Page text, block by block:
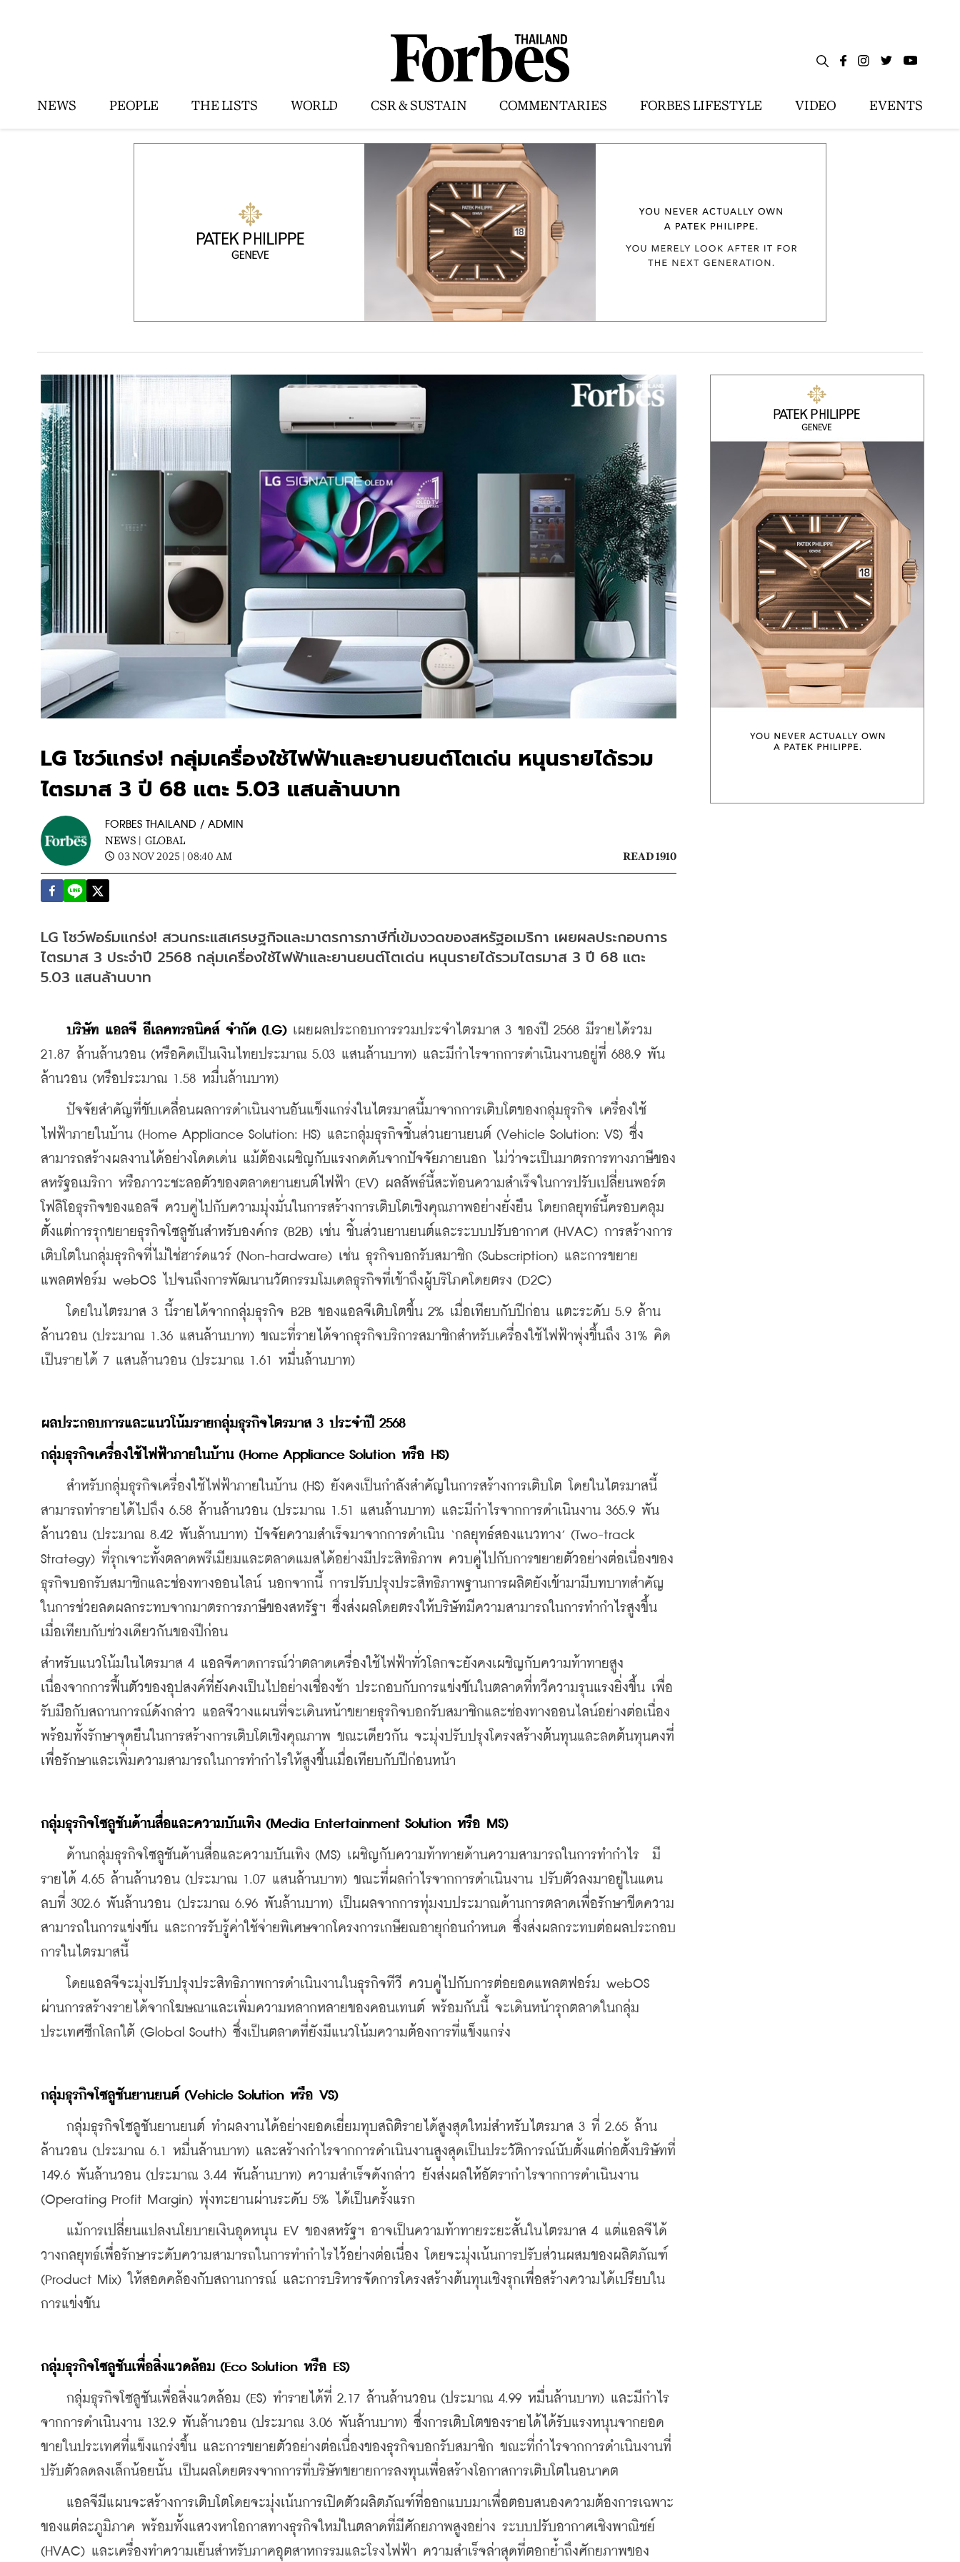
NEWS PEOPLE THE LISTS WORLD CSR & SUSTAIN COMMENTARIES FORBES LIFESTYLE VIDEO EVENTS
LG โชว์แกร่ง! กลุ่มเครื่องใช้ไฟฟ้าและยานยนต์โตเด่น หนุนรายได้รวม
ไตรมาส 3 ปี 68 แตะ 5.03 แสนล้านบาท
FORBES THAILAND / ADMIN
NEWS | GLOBAL
03 NOV 2025 | 08:40 AM
READ 1910
​LG โชว์ฟอร์มแกร่ง! สวนกระแสเศรษฐกิจและมาตรการภาษีที่เข้มงวดของสหรัฐอเมริกา เผยผลประกอบการ
ไตรมาส 3 ประจำปี 2568 กลุ่มเครื่องใช้ไฟฟ้าและยานยนต์โตเด่น หนุนรายได้รวมไตรมาส 3 ปี 68 แตะ
5.03 แสนล้านบาท
บริษัท แอลจี อีเลคทรอนิคส์ จำกัด (LG) เผยผลประกอบการรวมประจำไตรมาส 3 ของปี 2568 มีรายได้รวม
21.87 ล้านล้านวอน (หรือคิดเป็นเงินไทยประมาณ 5.03 แสนล้านบาท) และมีกำไรจากการดำเนินงานอยู่ที่ 688.9 พัน
ล้านวอน (หรือประมาณ 1.58 หมื่นล้านบาท)
ปัจจัยสำคัญที่ขับเคลื่อนผลการดำเนินงานอันแข็งแกร่งในไตรมาสนี้มาจากการเติบโตของกลุ่มธุรกิจ เครื่องใช้
ไฟฟ้าภายในบ้าน (Home Appliance Solution: HS) และกลุ่มธุรกิจชิ้นส่วนยานยนต์ (Vehicle Solution: VS) ซึ่ง
สามารถสร้างผลงานได้อย่างโดดเด่น แม้ต้องเผชิญกับแรงกดดันจากปัจจัยภายนอก ไม่ว่าจะเป็นมาตรการทางภาษีของ
สหรัฐอเมริกา หรือภาวะชะลอตัวของตลาดยานยนต์ไฟฟ้า (EV) ผลลัพธ์นี้สะท้อนความสำเร็จในการปรับเปลี่ยนพอร์ต
โฟลิโอธุรกิจของแอลจี ควบคู่ไปกับความมุ่งมั่นในการสร้างการเติบโตเชิงคุณภาพอย่างยั่งยืน โดยกลยุทธ์นี้ครอบคลุม
ตั้งแต่การรุกขยายธุรกิจโซลูชันสำหรับองค์กร (B2B) เช่น ชิ้นส่วนยานยนต์และระบบปรับอากาศ (HVAC) การสร้างการ
เติบโตในกลุ่มธุรกิจที่ไม่ใช่ฮาร์ดแวร์ (Non-hardware) เช่น ธุรกิจบอกรับสมาชิก (Subscription) และการขยาย
แพลตฟอร์ม webOS ไปจนถึงการพัฒนานวัตกรรมโมเดลธุรกิจที่เข้าถึงผู้บริโภคโดยตรง (D2C)
โดยในไตรมาส 3 นี้รายได้จากกลุ่มธุรกิจ B2B ของแอลจีเติบโตขึ้น 2% เมื่อเทียบกับปีก่อน แตะระดับ 5.9 ล้าน
ล้านวอน (ประมาณ 1.36 แสนล้านบาท) ขณะที่รายได้จากธุรกิจบริการสมาชิกสำหรับเครื่องใช้ไฟฟ้าพุ่งขึ้นถึง 31% คิด
เป็นรายได้ 7 แสนล้านวอน (ประมาณ 1.61 หมื่นล้านบาท)
ผลประกอบการและแนวโน้มรายกลุ่มธุรกิจไตรมาส 3 ประจำปี 2568
กลุ่มธุรกิจเครื่องใช้ไฟฟ้าภายในบ้าน (Home Appliance Solution หรือ HS)
สำหรับกลุ่มธุรกิจเครื่องใช้ไฟฟ้าภายในบ้าน (HS) ยังคงเป็นกำลังสำคัญในการสร้างการเติบโต โดยในไตรมาสนี้
สามารถทำรายได้ไปถึง 6.58 ล้านล้านวอน (ประมาณ 1.51 แสนล้านบาท) และมีกำไรจากการดำเนินงาน 365.9 พัน
ล้านวอน (ประมาณ 8.42 พันล้านบาท) ปัจจัยความสำเร็จมาจากการดำเนิน ‘กลยุทธ์สองแนวทาง’ (Two-track
Strategy) ที่รุกเจาะทั้งตลาดพรีเมียมและตลาดแมสได้อย่างมีประสิทธิภาพ ควบคู่ไปกับการขยายตัวอย่างต่อเนื่องของ
ธุรกิจบอกรับสมาชิกและช่องทางออนไลน์ นอกจากนี้ การปรับปรุงประสิทธิภาพฐานการผลิตยังเข้ามามีบทบาทสำคัญ
ในการช่วยลดผลกระทบจากมาตรการภาษีของสหรัฐฯ ซึ่งส่งผลโดยตรงให้บริษัทมีความสามารถในการทำกำไรสูงขึ้น
เมื่อเทียบกับช่วงเดียวกันของปีก่อน
สำหรับแนวโน้มในไตรมาส 4 แอลจีคาดการณ์ว่าตลาดเครื่องใช้ไฟฟ้าทั่วโลกจะยังคงเผชิญกับความท้าทายสูง
เนื่องจากการฟื้นตัวของอุปสงค์ที่ยังคงเป็นไปอย่างเชื่องช้า ประกอบกับการแข่งขันในตลาดที่ทวีความรุนแรงยิ่งขึ้น เพื่อ
รับมือกับสถานการณ์ดังกล่าว แอลจีวางแผนที่จะเดินหน้าขยายธุรกิจบอกรับสมาชิกและช่องทางออนไลน์อย่างต่อเนื่อง
พร้อมทั้งรักษาจุดยืนในการสร้างการเติบโตเชิงคุณภาพ ขณะเดียวกัน จะมุ่งปรับปรุงโครงสร้างต้นทุนและลดต้นทุนคงที่
เพื่อรักษาและเพิ่มความสามารถในการทำกำไรให้สูงขึ้นเมื่อเทียบกับปีก่อนหน้า
กลุ่มธุรกิจโซลูชันด้านสื่อและความบันเทิง (Media Entertainment Solution หรือ MS)
ด้านกลุ่มธุรกิจโซลูชันด้านสื่อและความบันเทิง (MS) เผชิญกับความท้าทายด้านความสามารถในการทำกำไร  มี
รายได้ 4.65 ล้านล้านวอน (ประมาณ 1.07 แสนล้านบาท) ขณะที่ผลกำไรจากการดำเนินงาน ปรับตัวลงมาอยู่ในแดน
ลบที่ 302.6 พันล้านวอน (ประมาณ 6.96 พันล้านบาท) เป็นผลจากการทุ่มงบประมาณด้านการตลาดเพื่อรักษาขีดความ
สามารถในการแข่งขัน และการรับรู้ค่าใช้จ่ายพิเศษจากโครงการเกษียณอายุก่อนกำหนด ซึ่งส่งผลกระทบต่อผลประกอบ
การในไตรมาสนี้
โดยแอลจีจะมุ่งปรับปรุงประสิทธิภาพการดำเนินงานในธุรกิจทีวี ควบคู่ไปกับการต่อยอดแพลตฟอร์ม webOS
ผ่านการสร้างรายได้จากโฆษณาและเพิ่มความหลากหลายของคอนเทนต์ พร้อมกันนี้ จะเดินหน้ารุกตลาดในกลุ่ม
ประเทศซีกโลกใต้ (Global South) ซึ่งเป็นตลาดที่ยังมีแนวโน้มความต้องการที่แข็งแกร่ง
กลุ่มธุรกิจโซลูชันยานยนต์ (Vehicle Solution หรือ VS)
กลุ่มธุรกิจโซลูชันยานยนต์ ทำผลงานได้อย่างยอดเยี่ยมทุบสถิติรายได้สูงสุดใหม่สำหรับไตรมาส 3 ที่ 2.65 ล้าน
ล้านวอน (ประมาณ 6.1 หมื่นล้านบาท) และสร้างกำไรจากการดำเนินงานสูงสุดเป็นประวัติการณ์นับตั้งแต่ก่อตั้งบริษัทที่
149.6 พันล้านวอน (ประมาณ 3.44 พันล้านบาท) ความสำเร็จดังกล่าว ยังส่งผลให้อัตรากำไรจากการดำเนินงาน
(Operating Profit Margin) พุ่งทะยานผ่านระดับ 5% ได้เป็นครั้งแรก
แม้การเปลี่ยนแปลงนโยบายเงินอุดหนุน EV ของสหรัฐฯ อาจเป็นความท้าทายระยะสั้นในไตรมาส 4 แต่แอลจีได้
วางกลยุทธ์เพื่อรักษาระดับความสามารถในการทำกำไรไว้อย่างต่อเนื่อง โดยจะมุ่งเน้นการปรับส่วนผสมของผลิตภัณฑ์
(Product Mix) ให้สอดคล้องกับสถานการณ์ และการบริหารจัดการโครงสร้างต้นทุนเชิงรุกเพื่อสร้างความได้เปรียบใน
การแข่งขัน
กลุ่มธุรกิจโซลูชันเพื่อสิ่งแวดล้อม (Eco Solution หรือ ES)
กลุ่มธุรกิจโซลูชันเพื่อสิ่งแวดล้อม (ES) ทำรายได้ที่ 2.17 ล้านล้านวอน (ประมาณ 4.99 หมื่นล้านบาท) และมีกำไร
จากการดำเนินงาน 132.9 พันล้านวอน (ประมาณ 3.06 พันล้านบาท) ซึ่งการเติบโตของรายได้ได้รับแรงหนุนจากยอด
ขายในประเทศที่แข็งแกร่งขึ้น และการขยายตัวอย่างต่อเนื่องของธุรกิจบอกรับสมาชิก ขณะที่กำไรจากการดำเนินงานที่
ปรับตัวลดลงเล็กน้อยนั้น เป็นผลโดยตรงจากการที่บริษัทขยายการลงทุนเพื่อสร้างโอกาสการเติบโตในอนาคต
แอลจีมีแผนจะสร้างการเติบโตโดยจะมุ่งเน้นการเปิดตัวผลิตภัณฑ์ที่ออกแบบมาเพื่อตอบสนองความต้องการเฉพาะ
ของแต่ละภูมิภาค พร้อมทั้งแสวงหาโอกาสทางธุรกิจใหม่ในตลาดที่มีศักยภาพสูงอย่าง ระบบปรับอากาศเชิงพาณิชย์
(HVAC) และเครื่องทำความเย็นสำหรับภาคอุตสาหกรรมและโรงไฟฟ้า ความสำเร็จล่าสุดที่ตอกย้ำถึงศักยภาพของ